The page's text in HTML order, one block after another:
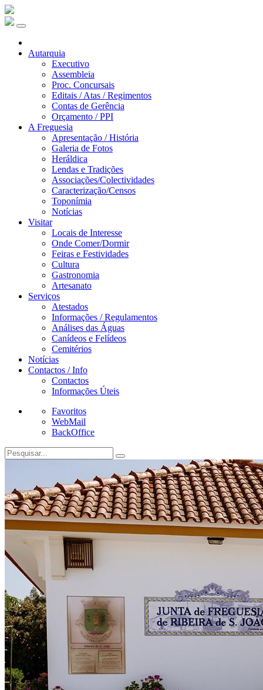
Autarquia
Executivo
Assembleia
Proc. Concursais
Editais / Atas / Regimentos
Contas de Gerência
Orçamento / PPI
A Freguesia
Apresentação / História
Galeria de Fotos
Heráldica
Lendas e Tradições
Associações/Colectividades
Caracterização/Censos
Toponímia
Notícias
Visitar
Locais de Interesse
Onde Comer/Dormir
Feiras e Festividades
Cultura
Gastronomia
Artesanato
Serviços
Atestados
Informações / Regulamentos
Análises das Águas
Canídeos e Felídeos
Cemitérios
Notícias
Contactos / Info
Contactos
Informações Úteis
Favoritos
WebMail
BackOffice